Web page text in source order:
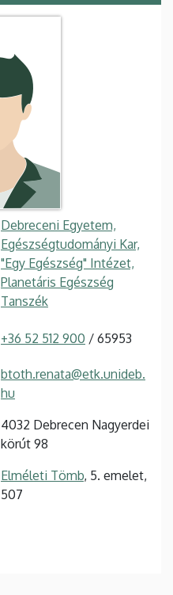
Debreceni Egyetem,
Egészségtudományi Kar,
"Egy Egészség" Intézet,
Planetáris Egészség
Tanszék
+36 52 512 900 / 65953
btoth.renata@etk.unideb.
hu
4032 Debrecen Nagyerdei
körút 98
Elméleti Tömb, 5. emelet,
507